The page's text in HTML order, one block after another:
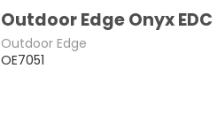
Outdoor Edge Onyx EDC
Outdoor Edge
OE7051